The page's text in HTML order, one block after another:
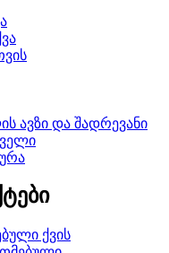
ავზი და შადრევანი